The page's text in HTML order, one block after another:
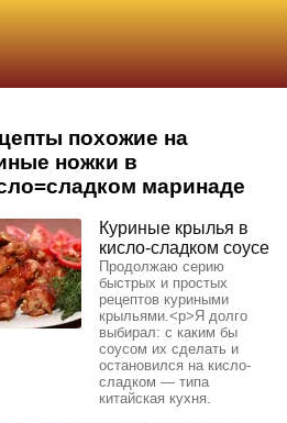
похожие на
ножки в
маринаде
Куриные крылья в
кисло-сладком соусе
Продолжаю серию
быстрых и простых
рецептов куриными
крыльями.<p>Я долго
выбирал: с каким бы
соусом их сделать и
остановился на кисло-
сладком — типа
китайская кухня.